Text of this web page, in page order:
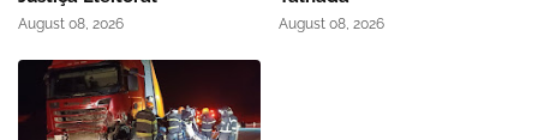
August 08, 2026 August 08, 2026